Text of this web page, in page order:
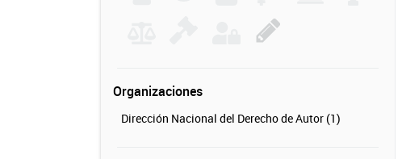
Organizaciones
Dirección Nacional del Derecho de Autor (1)